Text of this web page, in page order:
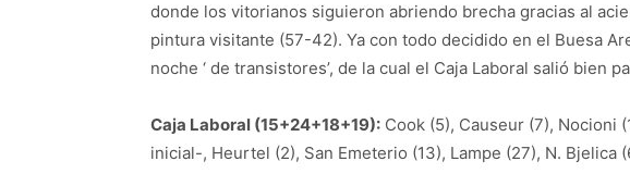
donde los vitorianos siguieron abriendo brecha gracias al
pintura visitante (57-42). Ya con todo decidido en el Buesa
noche ‘ de transistores’, de la cual el Caja Laboral salió bien
Caja Laboral (15+24+18+19): Cook (5), Causeur (7), Nocioni
inicial-, Heurtel (2), San Emeterio (13), Lampe (27), N. Bjelica